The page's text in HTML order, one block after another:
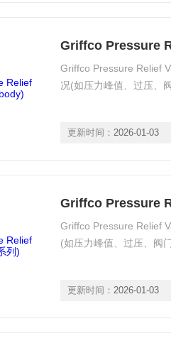
Griffco Pressure
Griffco Pressure Relief
况(如压力峰值、过压、
更新时间： 2026-01-03
Griffco Pressure
Griffco Pressure Relief
(如压力峰值、过压、阀
更新时间： 2026-01-03